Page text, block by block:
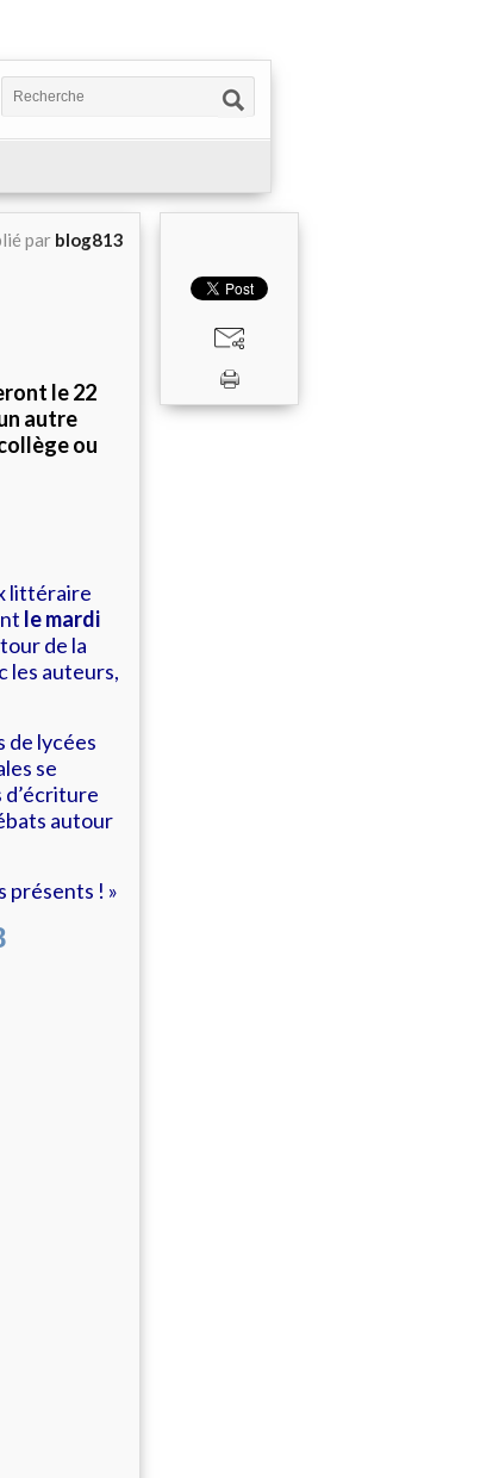
par blog813
le 22
autre
ou
littéraire
le mardi
de la
les auteurs,
de lycées
se
autour
présents ! »